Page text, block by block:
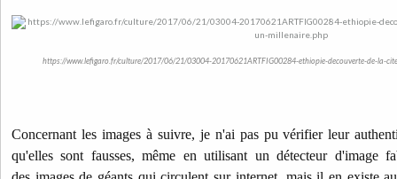
https://www.lefigaro.fr/culture/2017/06/21/03004-20170621ARTFIG00284-ethiopie-decouverte-de-la-
Concernant les images à suivre, je n'ai pas pu vérifier leur
qu'elles sont fausses, même en utilisant un détecteur d'image